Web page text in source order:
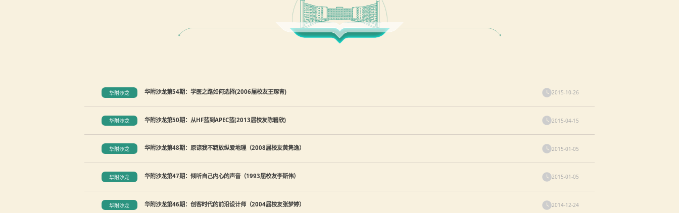
华附沙龙 华附沙龙第54期：学医之路如何选择(2006届校友王琢青) 2015-10-26
华附沙龙 华附沙龙第50期：从HF蓝到APEC蓝(2013届校友陈碧欣) 2015-04-15
华附沙龙 华附沙龙第48期：原谅我不羁放纵爱地理（2008届校友黄隽逸） 2015-01-05
华附沙龙 华附沙龙第47期：倾听自己内心的声音（1993届校友李斯伟） 2015-01-05
华附沙龙 华附沙龙第46期：创客时代的前沿设计师（2004届校友张梦婷） 2014-12-24